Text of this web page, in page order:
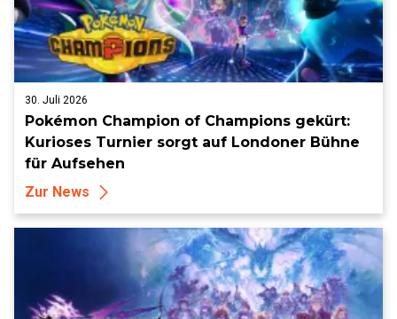
30. Juli 2026
Pokémon Champion of Champions gekürt:
Kurioses Turnier sorgt auf Londoner Bühne
für Aufsehen
Zur News